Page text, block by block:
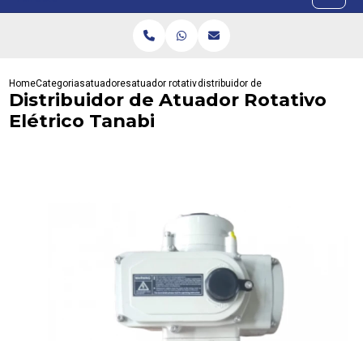
HomeCategoriasatuadoresatuador rotativodistribuidor de atuador rotativo
Distribuidor de Atuador Rotativo
Elétrico Tanabi